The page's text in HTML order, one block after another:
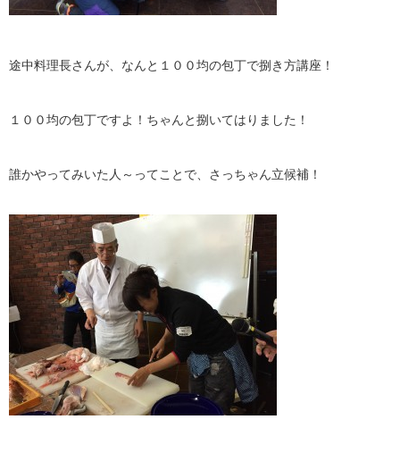
途中料理長さんが、なんと１００均の包丁で捌き方講座！
１００均の包丁ですよ！ちゃんと捌いてはりました！
誰かやってみいた人～ってことで、さっちゃん立候補！